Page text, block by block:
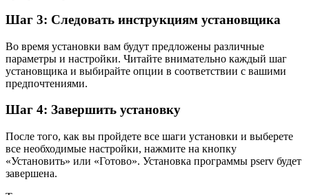
Шаг 3: Следовать инструкциям установщика
Во время установки вам будут предложены различные
параметры и настройки. Читайте внимательно каждый шаг
установщика и выбирайте опции в соответствии с вашими
предпочтениями.
Шаг 4: Завершить установку
После того, как вы пройдете все шаги установки и выберете
все необходимые настройки, нажмите на кнопку
«Установить» или «Готово». Установка программы pserv будет
завершена.